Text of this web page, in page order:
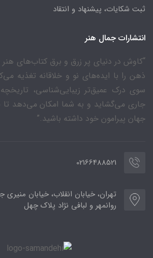
ثبت شکایات، پیشنهاد و انتقاد
انتشارات جمال هنر
“کاوش در دنیای پر زرق و برق کتاب‌های هنر
ذهن را با ایده‌های نو و خلاقانه تغذیه
سوی درک عمیق‌تر زیبایی‌شناسی،
جاری می‌گشاید و به شما امکان می‌دهد تا
جهان پیرامون خود داشته باشید.”
02166488521
تهران، خیابان انقلاب، خیابان منیری
روانمهر و لبافی نژاد پلاک چهل